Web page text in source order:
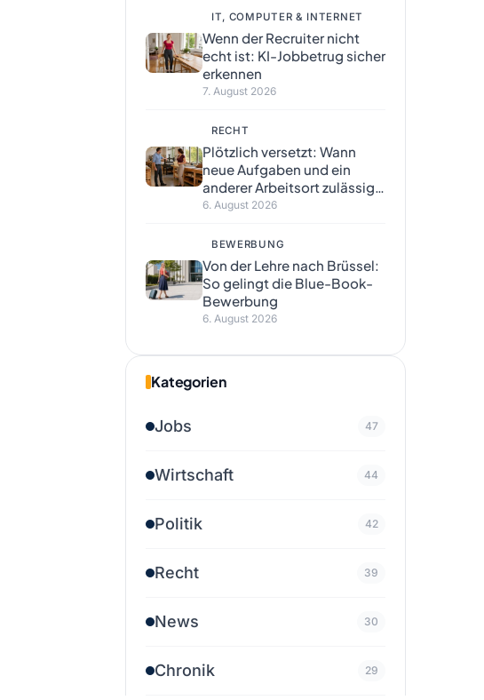
IT, COMPUTER & INTERNET
Wenn der Recruiter nicht
echt ist: KI-Jobbetrug sicher
erkennen
7. August 2026
RECHT
Plötzlich versetzt: Wann
neue Aufgaben und ein
anderer Arbeitsort zulässig
sind
6. August 2026
BEWERBUNG
Von der Lehre nach Brüssel:
So gelingt die Blue-Book-
Bewerbung
6. August 2026
Kategorien
Jobs 47
Wirtschaft 44
Politik 42
Recht 39
News 30
Chronik 29